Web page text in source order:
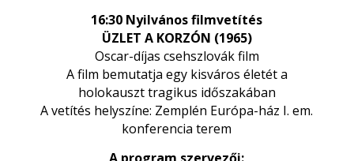
16:30 Nyilvános filmvetítés
ÜZLET A KORZÓN (1965)
Oscar-díjas csehszlovák film
A film bemutatja egy kisváros életét a
holokauszt tragikus időszakában
A vetítés helyszíne: Zemplén Európa-ház I. em.
konferencia terem